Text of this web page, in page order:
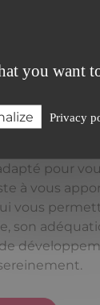
d'activité
une
pour
à vous
vous
son
you want
Privacy